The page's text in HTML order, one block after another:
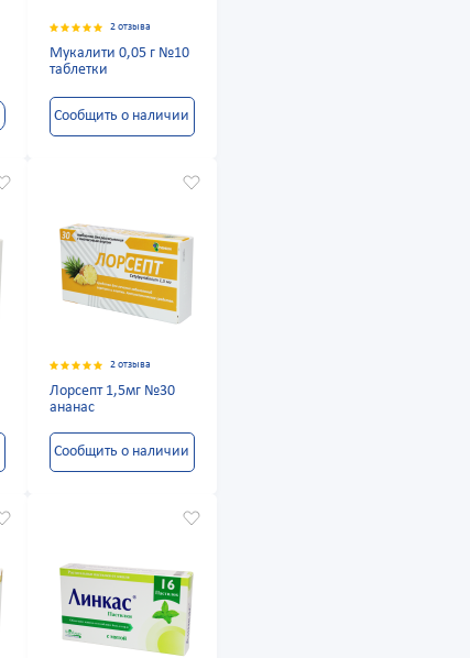
2 отзыва
Мукалити 0,05 г №10
таблетки
Сообщить о наличии
2 отзыва
Лорсепт 1,5мг №30
ананас
Сообщить о наличии